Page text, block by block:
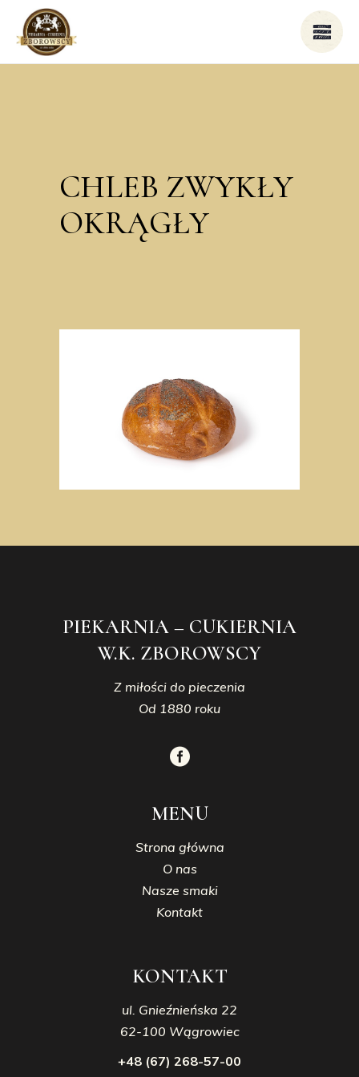
CHLEB ZWYKŁY
OKRĄGŁY
PIEKARNIA – CUKIERNIA
W.K. ZBOROWSCY
Z miłości do pieczenia
Od 1880 roku
MENU
Strona główna
O nas
Nasze smaki
Kontakt
KONTAKT
ul. Gnieźnieńska 22
62-100 Wągrowiec
+48 (67) 268-57-00